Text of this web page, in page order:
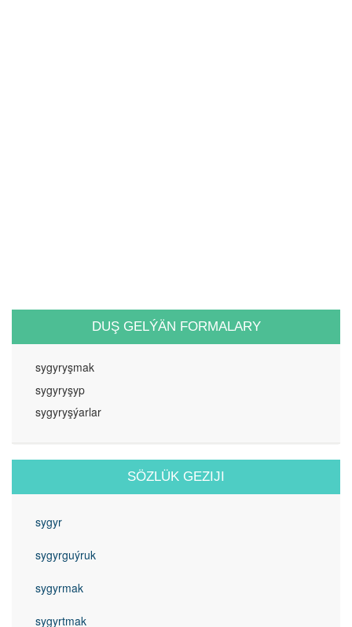
DUŞ GELÝÄN FORMALARY
sygyryşmak
sygyryşyp
sygyryşýarlar
SÖZLÜK GEZIJI
sygyr
sygyrguýruk
sygyrmak
sygyrtmak